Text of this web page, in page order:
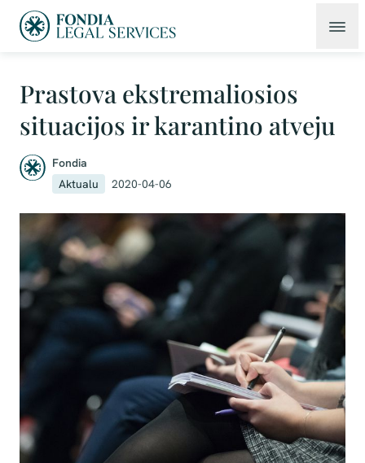
Prastova ekstremaliosios
situacijos ir karantino atveju
Fondia
Aktualu
2020-04-06